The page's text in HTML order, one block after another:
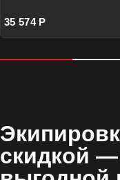
35 574 Р
скидкой —